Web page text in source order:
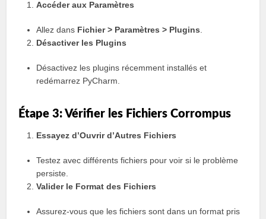
Accéder aux Paramètres
Allez dans Fichier > Paramètres > Plugins
Désactiver les Plugins
Désactivez les plugins récemment installés et
redémarrez PyCharm.
Étape 3: Vérifier les Fichiers Corrompus
Essayez d’Ouvrir d’Autres Fichiers
Testez avec différents fichiers pour voir si le problème
persiste.
Valider le Format des Fichiers
Assurez-vous que les fichiers sont dans un format pris